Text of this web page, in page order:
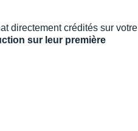
directement crédités sur votre
sur leur première